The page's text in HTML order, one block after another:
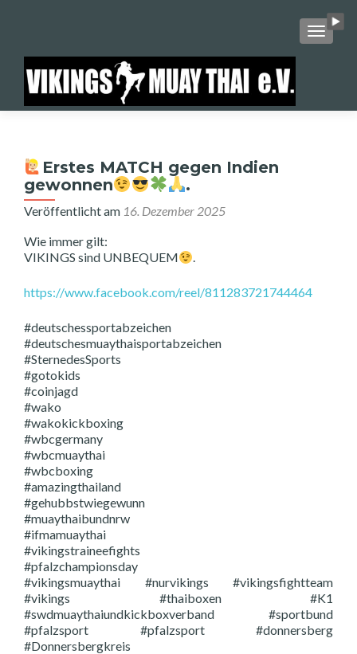
Erstes MATCH gegen Indien
gewonnen
.
Veröffentlicht am 16. Dezember 2025
Wie immer gilt:
VIKINGS sind UNBEQUEM
.
https://www.facebook.com/reel/811283721744464
#deutschessportabzeichen
#deutschesmuaythaisportabzeichen
#SternedesSports
#gotokids
#coinjagd
#wako
#wakokickboxing
#wbcgermany
#wbcmuaythai
#wbcboxing
#amazingthailand
#gehubbstwiegewunn
#muaythaibundnrw
#ifmamuaythai
#vikingstraineefights
#pfalzchampionsday
#vikingsmuaythai #nurvikings #vikingsfightteam
#vikings #thaiboxen #K1
#swdmuaythaiundkickboxverband #sportbund
#pfalzsport #pfalzsport #donnersberg
#Donnersbergkreis